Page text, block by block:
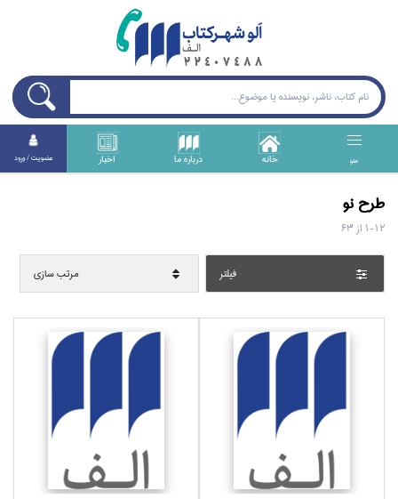
منو خانه درباره ما اخبار عضويت / ورود
طرح نو
1-12 از63
فيلتر مرتب سازي